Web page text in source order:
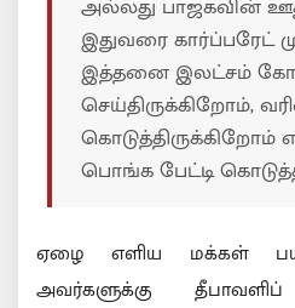
இதுவரை கார்ப்பரேட்
இத்தனை இலட்சம்
செய்திருக்கிறோம்,
பொங்க பேட்டி
ஏழை எளிய மக்கள்
அவர்களுக்கு